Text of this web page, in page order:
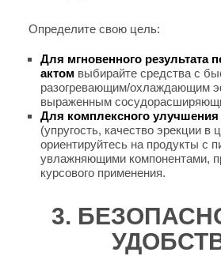
Определите свою цель:
Для мгновенного результата
актом выбирайте средства с
разогревающим/охлаждающим
выраженным
Для комплексного улучшения
(упругость, качество эрекции в
ориентируйтесь на продукты с
увлажняющими компонентами,
курсового применения.
3.